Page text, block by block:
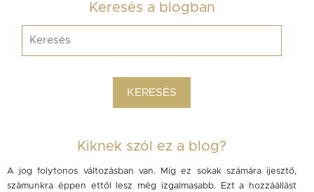
Keresés a blogban
Kiknek szól ez a blog?
A jog folytonos változásban van. Míg ez sokak számára ijesztő,
számunkra éppen ettől lesz még izgalmasabb. Ezt a hozzáállást